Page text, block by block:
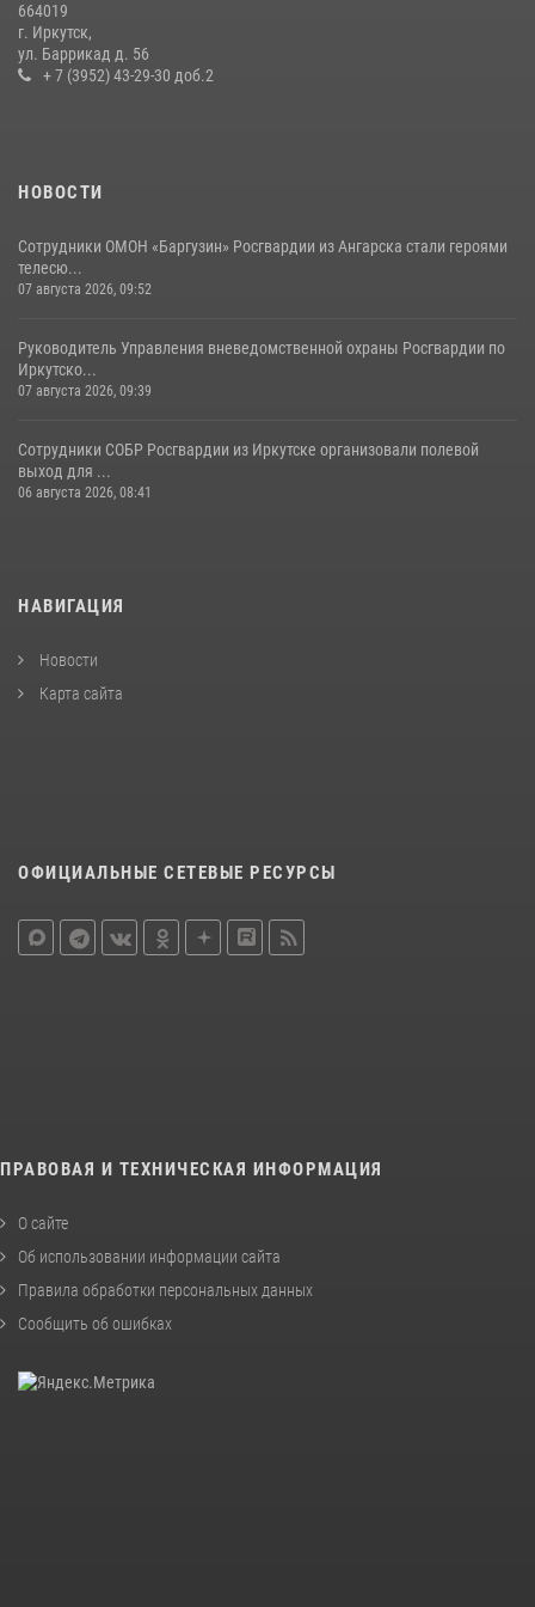
В Иркутской области состоится прямая линия по вопросам
поступления на службу в Росгвардию
664019
г. Иркутск,
ул. Баррикад д. 56
+ 7 (3952) 43-29-30 доб.2
НОВОСТИ
Сотрудники ОМОН «Баргузин» Росгвардии из Ангарска стали героями
телесю...
07 августа 2026, 09:52
Руководитель Управления вневедомственной охраны Росгвардии по
Иркутско...
07 августа 2026, 09:39
Сотрудники СОБР Росгвардии из Иркутске организовали полевой
выход для ...
06 августа 2026, 08:41
НАВИГАЦИЯ
Новости
Карта сайта
ОФИЦИАЛЬНЫЕ СЕТЕВЫЕ РЕСУРСЫ
ПРАВОВАЯ И ТЕХНИЧЕСКАЯ ИНФОРМАЦИЯ
О сайте
Об использовании информации сайта
Правила обработки персональных данных
Сообщить об ошибках